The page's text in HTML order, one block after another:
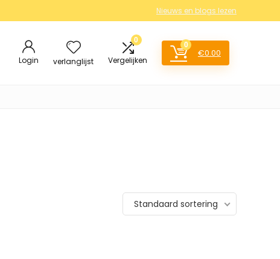
Nieuws en blogs lezen
Login verlanglijst
0
Vergelijken
0
€0.00
Standaard sortering